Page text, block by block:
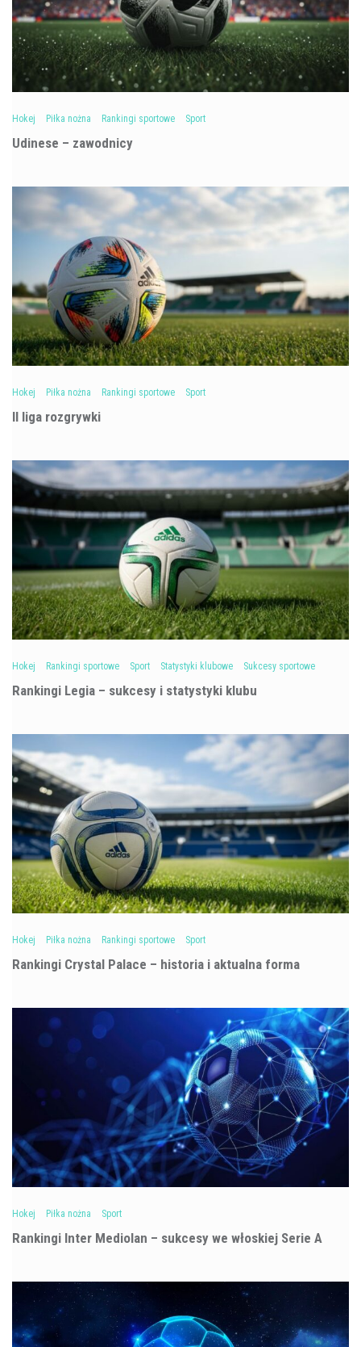
Hokej Piłka nożna Rankingi sportowe Sport
Udinese – zawodnicy
Hokej Piłka nożna Rankingi sportowe Sport
II liga rozgrywki
Hokej Rankingi sportowe Sport Statystyki klubowe Sukcesy sportowe
Rankingi Legia – sukcesy i statystyki klubu
Hokej Piłka nożna Rankingi sportowe Sport
Rankingi Crystal Palace – historia i aktualna forma
Hokej Piłka nożna Sport
Rankingi Inter Mediolan – sukcesy we włoskiej Serie A